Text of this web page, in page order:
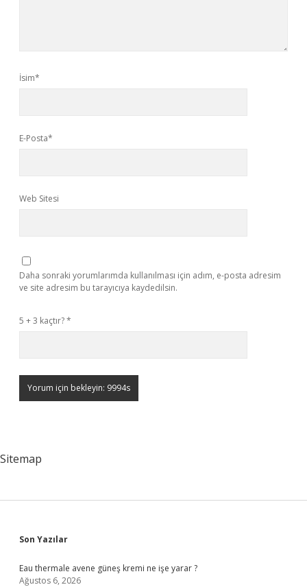
İsim*
E-Posta*
Web Sitesi
Daha sonraki yorumlarımda kullanılması için adım, e-posta adresim
ve site adresim bu tarayıcıya kaydedilsin.
5 + 3 kaçtır?*
Sitemap
Sidebar
Son Yazılar
Eau thermale avene güneş kremi ne işe yarar ?
Ağustos 6, 2026